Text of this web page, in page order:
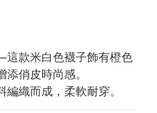
款米白色襪子飾有橙色
俏皮時尚感。
織而成，柔軟耐穿。